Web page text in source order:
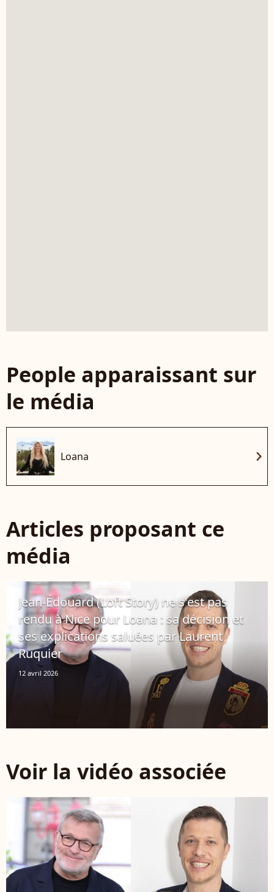
People apparaissant sur
le média
Loana chevron_right
Articles proposant ce
média
Jean-Édouard (Loft Story) ne s'est pas
rendu à Nice pour Loana : sa décision et
ses explications saluées par Laurent
Ruquier
12 avril 2026
Voir la vidéo associée